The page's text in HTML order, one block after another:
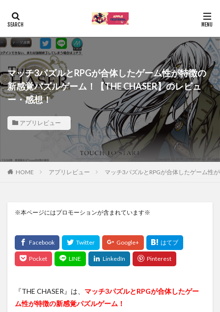
マッチ3パズルとRPGが合体したゲーム性が特徴の
新感覚パズルゲーム！【THE CHASER】のレビュ
ー・感想！
アプリレビュー
HOME アプリレビュー マッチ3パズルとRPGが合体したゲーム性
※本ページにはプロモーションが含まれています※
『THE CHASER』は、 マッチ3パズルとRPGが合体したゲー
ム性が特徴の新感覚パズルゲーム！